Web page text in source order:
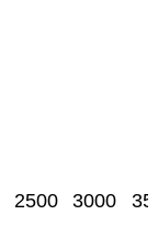
2500 3000